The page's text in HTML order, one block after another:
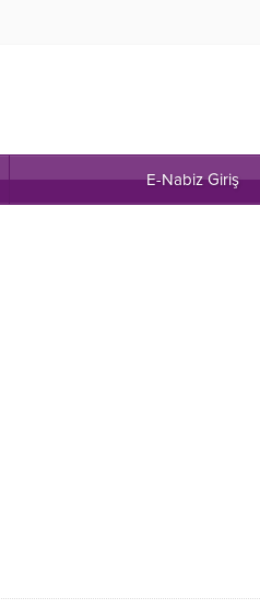
E-Nabiz Giriş